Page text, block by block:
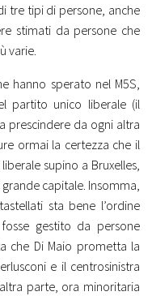
tre tipi di persone, anche
stimati da persone che
varie.
hanno sperato nel M5S,
partito unico liberale (il
prescindere da ogni altra
ormai la certezza che il
supino a Bruxelles,
capitale. Insomma,
sta bene l’ordine
gestito da persone
che Di Maio prometta la
e il centrosinistra
parte, ora minoritaria